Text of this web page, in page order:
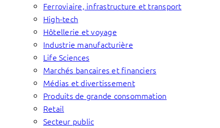
Ferroviaire, infrastructure et transport
High-tech
Hôtellerie et voyage
Industrie manufacturière
Life Sciences
Marchés bancaires et financiers
Médias et divertissement
Produits de grande consommation
Retail
Secteur public